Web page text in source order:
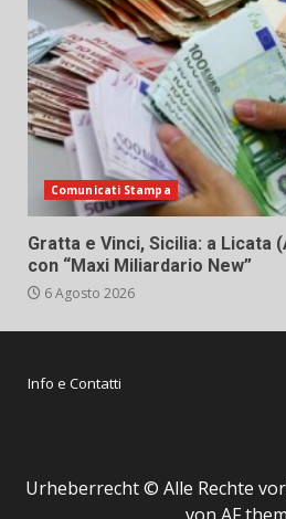
Comunicati Stampa
Gratta e Vinci, Sicilia: a Licata
con “Maxi Miliardario New”
6 Agosto 2026
Info e Contatti
Urheberrecht © Alle Rechte